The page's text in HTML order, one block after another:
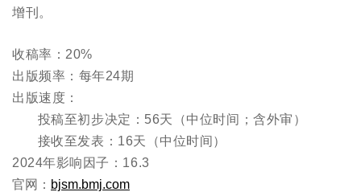
增刊。
收稿率：20%
出版频率：每年24期
出版速度：
投稿至初步决定：56天（中位时间；含外审）
接收至发表：16天（中位时间）
2024年影响因子：16.3
官网： bjsm.bmj.com